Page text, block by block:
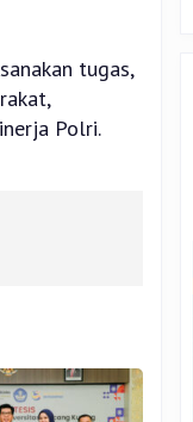
tugas,
Polri.